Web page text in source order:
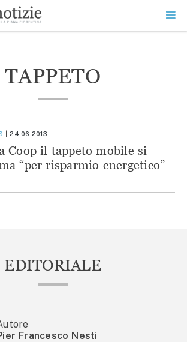
TAPPETO
24.06.2013
Coop il tappeto mobile si
“per risparmio energetico”
EDITORIALE
Francesco Nesti